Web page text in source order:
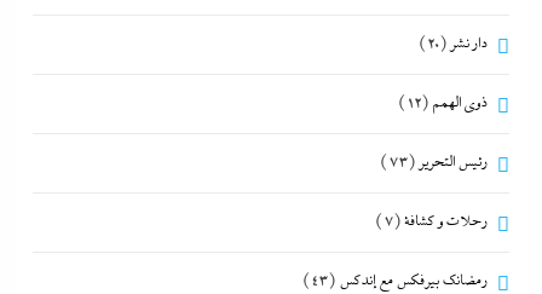
دار نشر (20)
ذوى الهمم (12)
رئيس التحرير (73)
رحلات و كشافة(7)
رمضانك بيرفكس مع إندكس (43)